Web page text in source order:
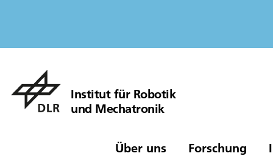
Institut für Robotik
und Mechatronik
Über uns Forschung